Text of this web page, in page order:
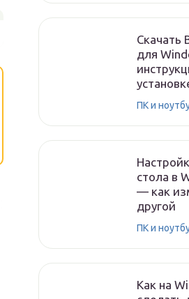
Скачать
для
ПК и
стола в
— как
другой
ПК и
Как на